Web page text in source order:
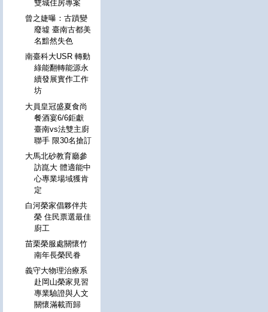
雙城住房專案
曾之婕曝：古蹟變
廢墟 臺南古都美
名黯然失色
南臺科大USR 轉動
綠能翻轉能源永
續發展實作工作
坊
大員皇冠盛夏食尚
餐酒宴6/6鉅獻
臺南vs法雙主廚
聯手 限30名搶訂
大馬北砂教育廳參
訪崑大 體適能中
心專業場域獲肯
定
白河榮家倡夥伴共
榮 住民票選最佳
廚工
苗栗榮服處關懷竹
南年長榮民眷
義守大物理治療系
赴岡山榮家見習
專業驗證與人文
關懷滿載而歸